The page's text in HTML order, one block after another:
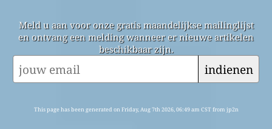
Meld u aan voor onze gratis maandelijkse mailinglijst
en ontvang een melding wanneer er nieuwe artikelen
beschikbaar zijn.
indienen
This page has been generated on Friday, Aug 7th 2026, 06:49 am CST from jp2n